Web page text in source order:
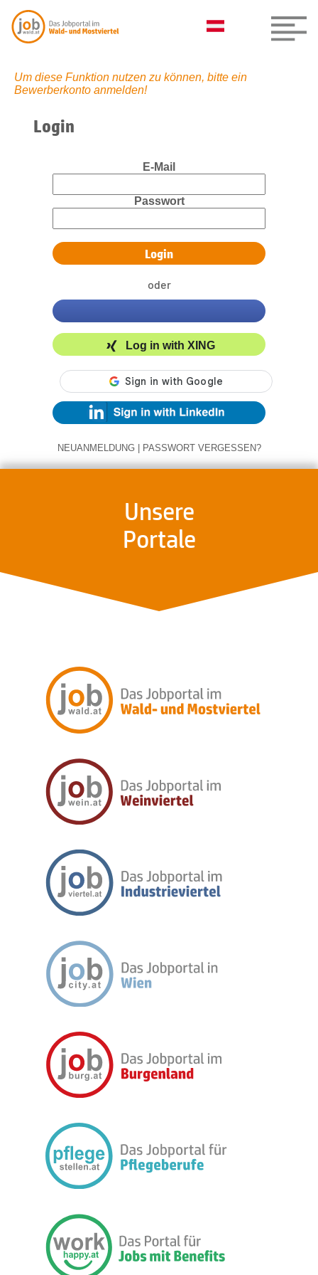
Um diese Funktion nutzen zu können, bitte ein
Bewerberkonto anmelden!
Login
E-Mail
Passwort
oder
Log in with XING
NEUANMELDUNG | PASSWORT VERGESSEN?
Unsere
Portale